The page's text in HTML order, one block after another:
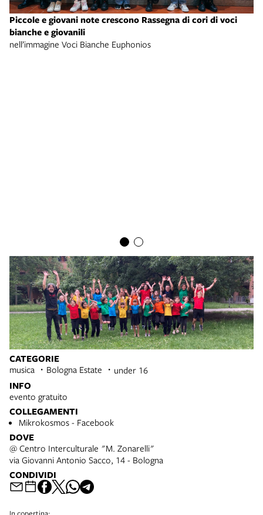
CATEGORIE
musica Bologna Estate under 16
INFO
evento gratuito
COLLEGAMENTI
Mikrokosmos - Facebook
DOVE
@ Centro Interculturale "M. Zonarelli"
via Giovanni Antonio Sacco, 14 - Bologna
CONDIVIDI
Piccole e giovani note crescono Rassegna di cori di voci
bianche e giovanili
nell’immagine Voci Bianche Euphonios